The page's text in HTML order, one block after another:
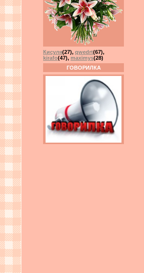
Кисуля(27), qwedrt(67),
kirafo(47), maximys(28)
ГОВОРИЛКА